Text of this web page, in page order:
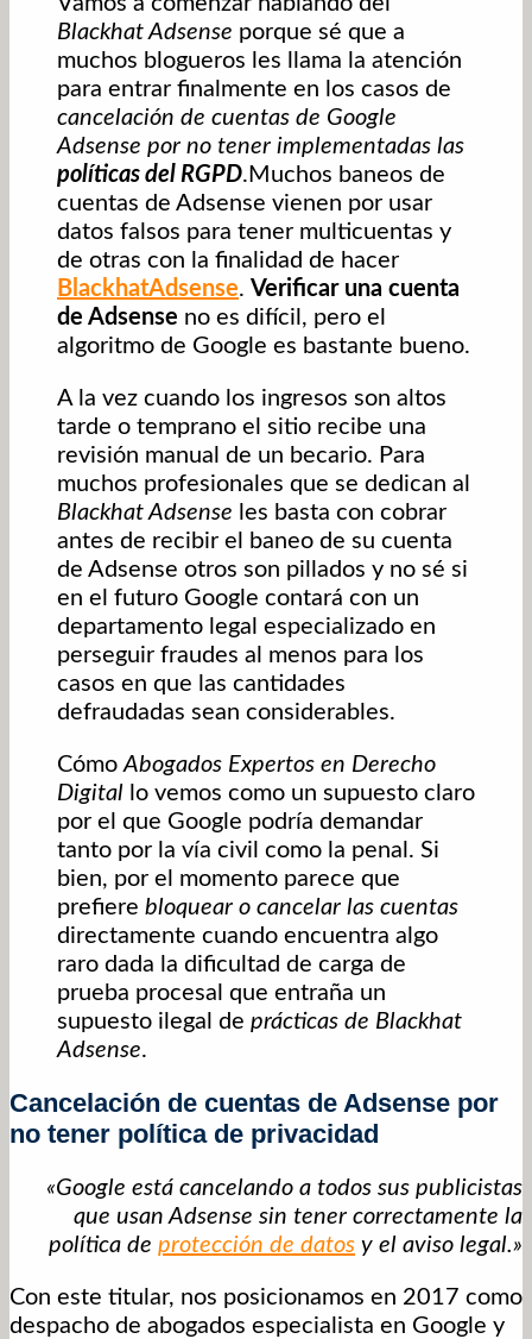
Blackhat Adsense porque sé que a
muchos blogueros les llama la atención
para entrar finalmente en los casos de
cancelación de cuentas de Google
Adsense por no tener implementadas las
políticas del RGPD.Muchos baneos de
cuentas de Adsense vienen por usar
datos falsos para tener multicuentas y
de otras con la finalidad de hacer
BlackhatAdsense. Verificar una cuenta
de Adsense no es difícil, pero el
algoritmo de Google es bastante bueno.
A la vez cuando los ingresos son altos
tarde o temprano el sitio recibe una
revisión manual de un becario. Para
muchos profesionales que se dedican al
Blackhat Adsense les basta con cobrar
antes de recibir el baneo de su cuenta
de Adsense otros son pillados y no sé si
en el futuro Google contará con un
departamento legal especializado en
perseguir fraudes al menos para los
casos en que las cantidades
defraudadas sean considerables.
Cómo Abogados Expertos en Derecho
Digital lo vemos como un supuesto claro
por el que Google podría demandar
tanto por la vía civil como la penal. Si
bien, por el momento parece que
prefiere bloquear o cancelar las cuentas
directamente cuando encuentra algo
raro dada la dificultad de carga de
prueba procesal que entraña un
supuesto ilegal de prácticas de Blackhat
Adsense.
Cancelación de cuentas de Adsense por
no tener política de privacidad
«Google está cancelando a todos sus publicistas
que usan Adsense sin tener correctamente la
política de protección de datos y el aviso legal.»
Con este titular, nos posicionamos en 2017 como
despacho de abogados especialista en Google y